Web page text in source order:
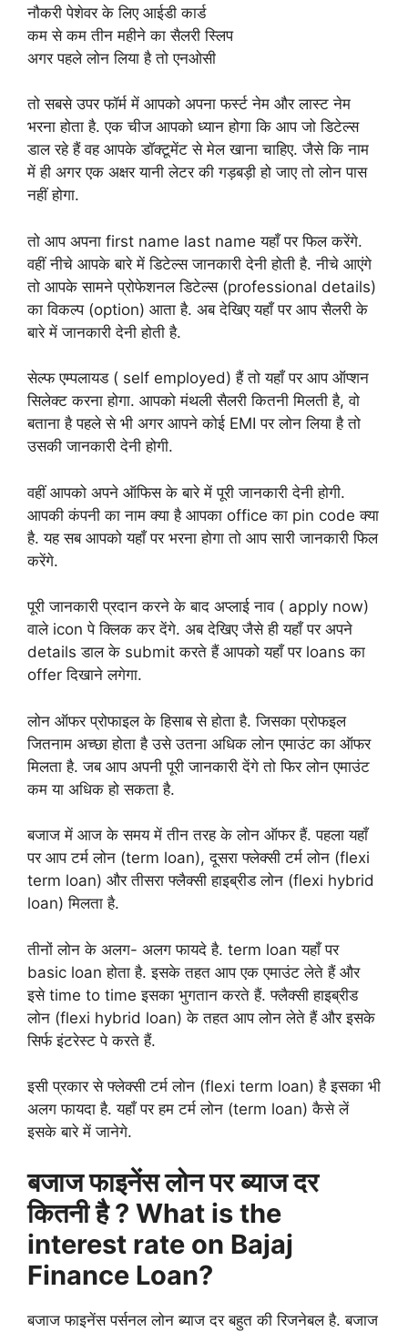
नौकरी पेशेवर के लिए आईडी कार्ड
कम से कम तीन महीने का सैलरी स्लिप
अगर पहले लोन लिया है तो एनओसी
तो सबसे उपर फॉर्म में आपको अपना फर्स्ट नेम और लास्ट नेम
भरना होता है. एक चीज आपको ध्यान होगा कि आप जो डिटेल्स
डाल रहे हैं वह आपके डॉक्टूमेंट से मेल खाना चाहिए. जैसे कि नाम
में ही अगर एक अक्षर यानी लेटर की गड़बड़ी हो जाए तो लोन पास
नहीं होगा.
तो आप अपना first name last name यहाँ पर फिल करेंगे.
वहीं नीचे आपके बारे में डिटेल्स जानकारी देनी होती है. नीचे आएंगे
तो आपके सामने प्रोफेशनल डिटेल्स (professional details)
का विकल्प (option) आता है. अब देखिए यहाँ पर आप सैलरी के
बारे में जानकारी देनी होती है.
सेल्फ एम्पलायड ( self employed) हैं तो यहाँ पर आप ऑप्शन
सिलेक्ट करना होगा. आपको मंथली सैलरी कितनी मिलती है, वो
बताना है पहले से भी अगर आपने कोई EMI पर लोन लिया है तो
उसकी जानकारी देनी होगी.
वहीं आपको अपने ऑफिस के बारे में पूरी जानकारी देनी होगी.
आपकी कंपनी का नाम क्या है आपका office का pin code क्या
है. यह सब आपको यहाँ पर भरना होगा तो आप सारी जानकारी फिल
करेंगे.
पूरी जानकारी प्रदान करने के बाद अप्लाई नाव ( apply now)
वाले icon पे क्लिक कर देंगे. अब देखिए जैसे ही यहाँ पर अपने
details डाल के submit करते हैं आपको यहाँ पर loans का
offer दिखाने लगेगा.
लोन ऑफर प्रोफाइल के हिसाब से होता है. जिसका प्रोफइल
जितनाम अच्छा होता है उसे उतना अधिक लोन एमाउंट का ऑफर
मिलता है. जब आप अपनी पूरी जानकारी देंगे तो फिर लोन एमाउंट
कम या अधिक हो सकता है.
बजाज में आज के समय में तीन तरह के लोन ऑफर हैं. पहला यहाँ
पर आप टर्म लोन (term loan), दूसरा फ्लेक्सी टर्म लोन (flexi
term loan) और तीसरा फ्लैक्सी हाइब्रीड लोन (flexi hybrid
loan) मिलता है.
तीनों लोन के अलग- अलग फायदे है. term loan यहाँ पर
basic loan होता है. इसके तहत आप एक एमाउंट लेते हैं और
इसे time to time इसका भुगतान करते हैं. फ्लैक्सी हाइब्रीड
लोन (flexi hybrid loan) के तहत आप लोन लेते हैं और इसके
सिर्फ इंटरेस्ट पे करते हैं.
इसी प्रकार से फ्लेक्सी टर्म लोन (flexi term loan) है इसका भी
अलग फायदा है. यहाँ पर हम टर्म लोन (term loan) कैसे लें
इसके बारे में जानेगे.
बजाज फाइनेंस लोन पर ब्याज दर
कितनी है ? What is the
interest rate on Bajaj
Finance Loan?
बजाज फाइनेंस पर्सनल लोन ब्याज दर बहुत की रिजनेबल है. बजाज